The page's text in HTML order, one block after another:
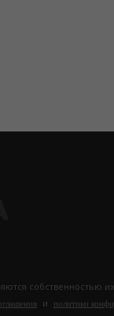
собственностью
и политики